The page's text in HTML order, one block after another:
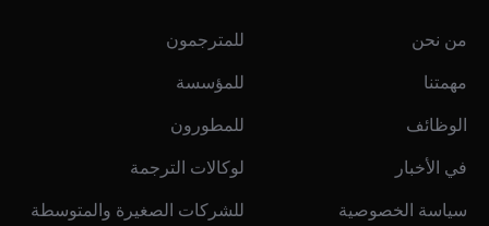
من نحن
مهمتنا
الوظائف
في الأخبار
سياسة الخصوصية
للمترجمون
للمؤسسة
للمطورون
لوكالات الترجمة
للشركات الصغيرة والمتوسطة